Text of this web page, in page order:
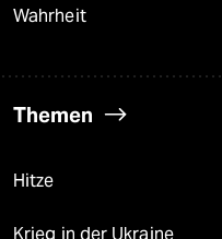
Wahrheit
Themen
Hitze
Krieg in der Ukraine